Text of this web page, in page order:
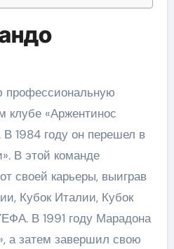
профессиональную
клубе «Аржентинос
В 1984 году он перешел в
В этой команде
своей карьеры, выиграв
Кубок Италии, Кубок
В 1991 году Марадона
а затем завершил свою